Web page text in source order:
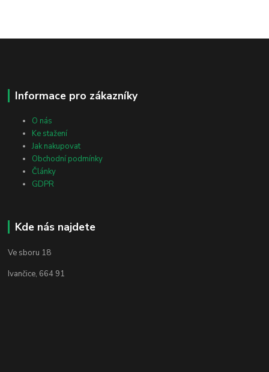
Informace pro zákazníky
O nás
Ke stažení
Jak nakupovat
Obchodní podmínky
Články
GDPR
Kde nás najdete
Ve sboru 18
Ivančice, 664 91